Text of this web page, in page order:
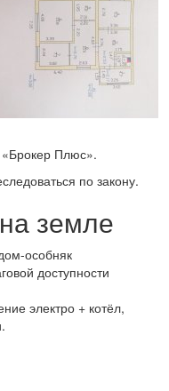
Плюс».
по закону.
земле
особняк
доступности
электро + котёл,